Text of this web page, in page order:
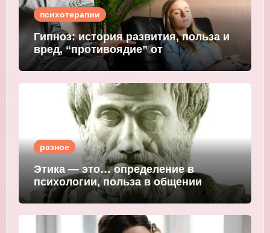
психотерапии
Гипноз: история развития, польза и
вред, “противоядие” от
мошеннического внушения
разное
Этика — это… определение в
психологии, польза в общении